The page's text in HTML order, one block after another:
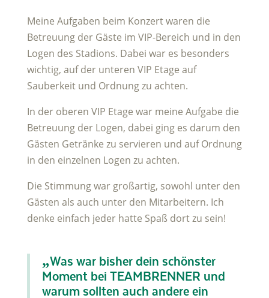
Meine Aufgaben beim Konzert waren die
Betreuung der Gäste im VIP-Bereich und in den
Logen des Stadions. Dabei war es besonders
wichtig, auf der unteren VIP Etage auf
Sauberkeit und Ordnung zu achten.
In der oberen VIP Etage war meine Aufgabe die
Betreuung der Logen, dabei ging es darum den
Gästen Getränke zu servieren und auf Ordnung
in den einzelnen Logen zu achten.
Die Stimmung war großartig, sowohl unter den
Gästen als auch unter den Mitarbeitern. Ich
denke einfach jeder hatte Spaß dort zu sein!
„Was war bisher dein schönster
Moment bei TEAMBRENNER und
warum sollten auch andere ein